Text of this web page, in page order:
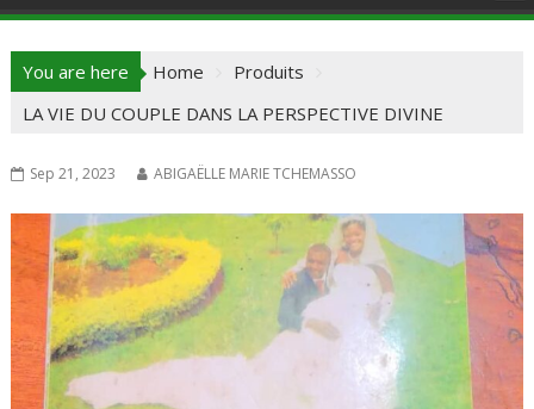
You are here Home
Produits
LA VIE DU COUPLE DANS LA PERSPECTIVE DIVINE
Sep 21, 2023 ABIGAËLLE MARIE TCHEMASSO